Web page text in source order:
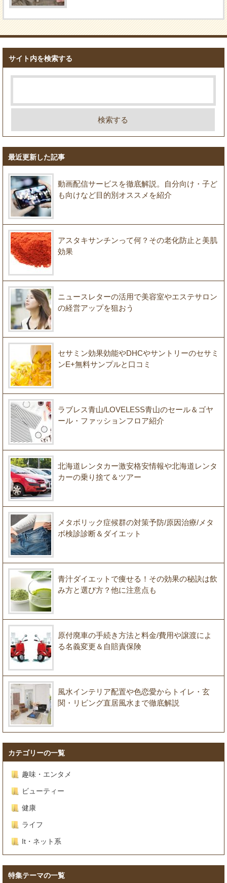
サイト内を検索する
最近更新した記事
動画配信サービスを徹底解説。自分向け・子ど
も向けなど目的別オススメを紹介
アスタキサンチンって何？その老化防止と美肌
効果
ニュースレターの活用で美容室やエステサロン
の経営アップを狙おう
セサミン効果効能やDHCやサントリーのセサミ
ンE+無料サンプルと口コミ
ラブレス青山/LOVELESS青山のセール＆ゴヤ
ール・ファッションフロア紹介
北海道レンタカー激安格安情報や北海道レンタ
カーの乗り捨て＆ツアー
メタボリック症候群の対策予防/原因治療/メタ
ボ検診診断＆ダイエット
青汁ダイエットで痩せる！その効果の秘訣は飲
み方と選び方？他に注意点も
原付廃車の手続き方法と料金/費用や譲渡によ
る名義変更＆自賠責保険
風水インテリア配置や色恋愛からトイレ・玄
関・リビング直居風水まで徹底解説
カテゴリーの一覧
趣味・エンタメ
ビューティー
健康
ライフ
It・ネット系
特集テーマの一覧